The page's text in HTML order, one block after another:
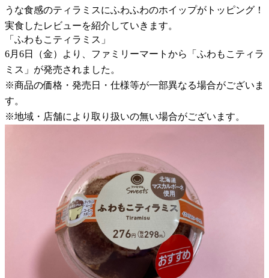
うな食感のティラミスにふわふわのホイップがトッピング！
実食したレビューを紹介していきます。
「ふわもこティラミス」
6月6日（金）より、ファミリーマートから「ふわもこティラ
ミス」が発売されました。
※商品の価格・発売日・仕様等が一部異なる場合がございま
す。
※地域・店舗により取り扱いの無い場合がございます。